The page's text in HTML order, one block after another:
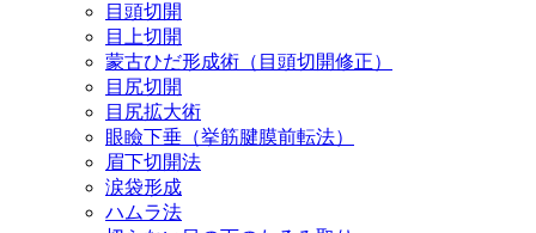
目頭切開
目上切開
蒙古ひだ形成術（目頭切開修正）
目尻切開
目尻拡大術
眼瞼下垂（挙筋腱膜前転法）
眉下切開法
涙袋形成
ハムラ法